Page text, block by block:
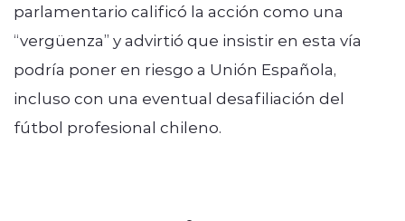
parlamentario calificó la acción como una
“vergüenza” y advirtió que insistir en esta vía
podría poner en riesgo a Unión Española,
incluso con una eventual desafiliación del
fútbol profesional chileno.